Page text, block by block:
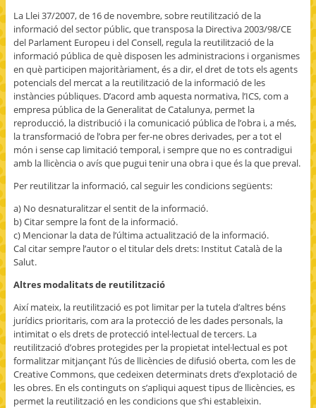
La Llei 37/2007, de 16 de novembre, sobre reutilització de la
informació del sector públic, que transposa la Directiva 2003/98/CE
del Parlament Europeu i del Consell, regula la reutilització de la
informació pública de què disposen les administracions i organismes
en què participen majoritàriament, és a dir, el dret de tots els agents
potencials del mercat a la reutilització de la informació de les
instàncies públiques. D’acord amb aquesta normativa, l’ICS, com a
empresa pública de la Generalitat de Catalunya, permet la
reproducció, la distribució i la comunicació pública de l’obra i, a més,
la transformació de l’obra per fer-ne obres derivades, per a tot el
món i sense cap limitació temporal, i sempre que no es contradigui
amb la llicència o avís que pugui tenir una obra i que és la que preval.
Per reutilitzar la informació, cal seguir les condicions següents:
a) No desnaturalitzar el sentit de la informació.
b) Citar sempre la font de la informació.
c) Mencionar la data de l’última actualització de la informació.
Cal citar sempre l’autor o el titular dels drets: Institut Català de la
Salut.
Altres modalitats de reutilització
Així mateix, la reutilització es pot limitar per la tutela d’altres béns
jurídics prioritaris, com ara la protecció de les dades personals, la
intimitat o els drets de protecció intel·lectual de tercers. La
reutilització d’obres protegides per la propietat intel·lectual es pot
formalitzar mitjançant l’ús de llicències de difusió oberta, com les de
Creative Commons, que cedeixen determinats drets d’explotació de
les obres. En els continguts on s’apliqui aquest tipus de llicències, es
permet la reutilització en les condicions que s’hi estableixin.